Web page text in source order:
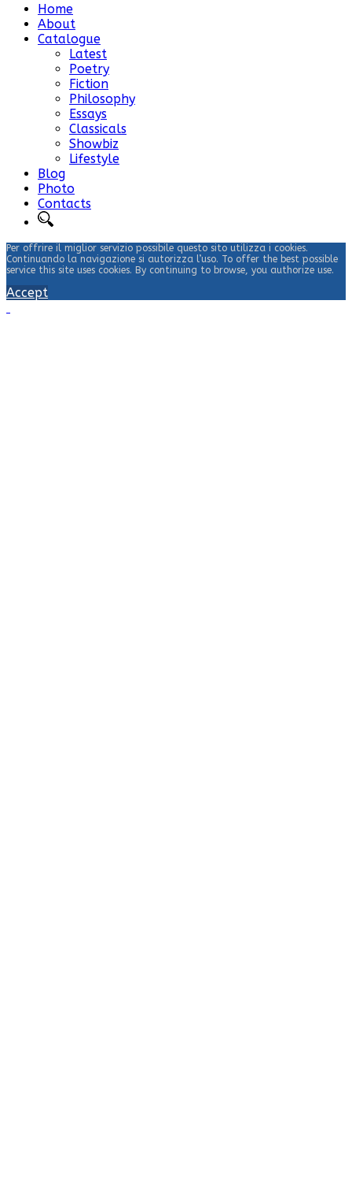
Home
About
Catalogue
Latest
Poetry
Fiction
Philosophy
Essays
Classicals
Showbiz
Lifestyle
Blog
Photo
Contacts
Per offrire il miglior servizio possibile questo sito utilizza i cookies.
Continuando la navigazione si autorizza l’uso. To offer the best possible
service this site uses cookies. By continuing to browse, you authorize use.
Accept